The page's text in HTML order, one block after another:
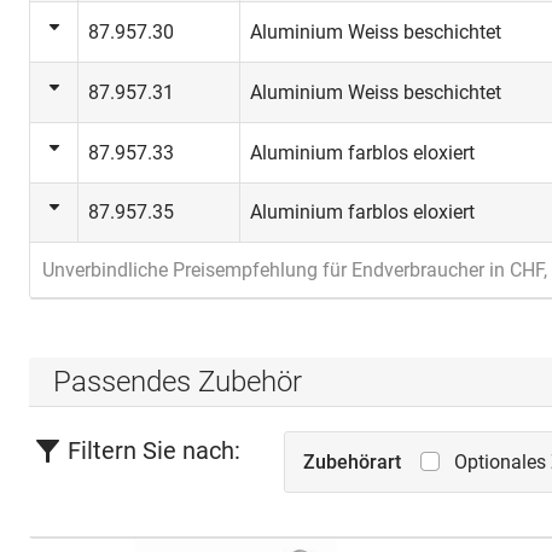
87.957.30 Aluminium Weiss beschichtet
87.957.31 Aluminium Weiss beschichtet
87.957.33 Aluminium farblos eloxiert
87.957.35 Aluminium farblos eloxiert
Unverbindliche Preisempfehlung für Endverbraucher in
Passendes Zubehör
Filtern Sie nach: Zubehörart Optionales